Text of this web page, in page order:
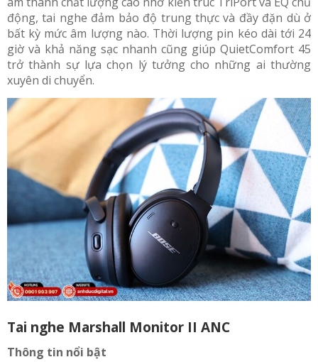
động, tai nghe đảm bảo độ trung thực và đầy đặn dù ở
bất kỳ mức âm lượng nào. Thời lượng pin kéo dài tới 24
giờ và khả năng sạc nhanh cũng giúp QuietComfort 45
trở thành sự lựa chọn lý tưởng cho những ai thường
xuyên di chuyển.
Tai nghe Marshall Monitor II ANC
Thông tin nổi bật